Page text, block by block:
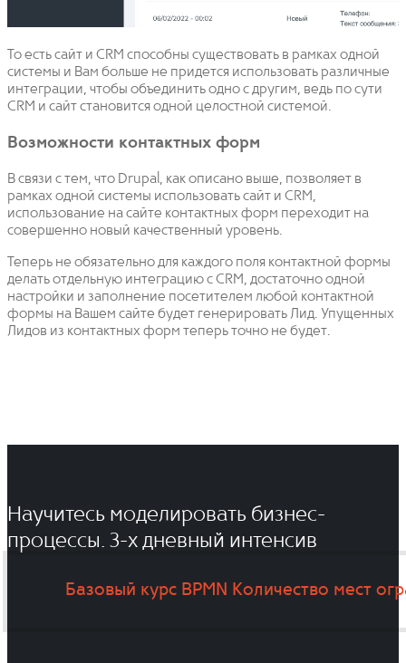
То есть сайт и CRM способны существовать в рамках одной
системы и Вам больше не придется использовать различные
интеграции, чтобы объединить одно с другим, ведь по сути
CRM и сайт становится одной целостной системой.
Возможности контактных форм
В связи с тем, что Drupal, как описано выше, позволяет в
рамках одной системы использовать сайт и CRM,
использование на сайте контактных форм переходит на
совершенно новый качественный уровень.
Теперь не обязательно для каждого поля контактной формы
делать отдельную интеграцию с CRM, достаточно одной
настройки и заполнение посетителем любой контактной
формы на Вашем сайте будет генерировать Лид. Упущенных
Лидов из контактных форм теперь точно не будет.
Научитесь моделировать бизнес-
процессы. 3-x дневный интенсив
Базовый курс BPMN Количество мест